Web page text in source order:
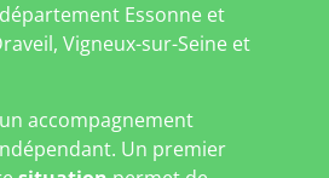
Essonne et
Vigneux-sur-Seine et
accompagnement
Un premier